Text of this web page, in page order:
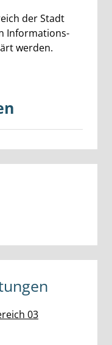
der Stadt
Informations-
werden.
03